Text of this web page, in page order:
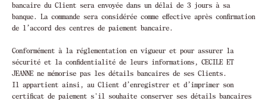
bancaire du Client sera envoyée dans un délai de 3 jours à sa
banque. La commande sera considérée comme effective après confirmation
de l’accord des centres de paiement bancaire.
Conformément à la réglementation en vigueur et pour assurer la
sécurité et la confidentialité de leurs informations, CECILE ET
JEANNE ne mémorise pas les détails bancaires de ses Clients.
Il appartient ainsi, au Client d’enregistrer et d’imprimer son
certificat de paiement s'il souhaite conserver ses détails bancaires